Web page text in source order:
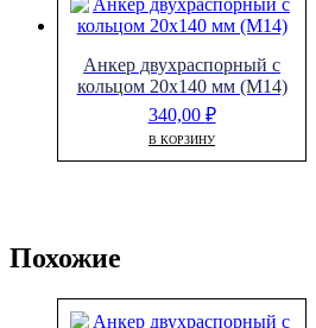
Анкер двухраспорный с
кольцом 20х140 мм (М14)
340,00 ₽
В КОРЗИНУ
Похожие